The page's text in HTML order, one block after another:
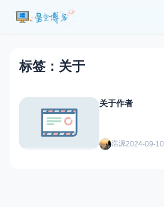
标签：关于
关于作者
浩源2024-09-10